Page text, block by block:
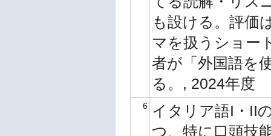
も設ける。評価
マを扱うショー
者が「外国語を
る。, 2024年度
6
イタリア語I・II
つ、特に口頭技